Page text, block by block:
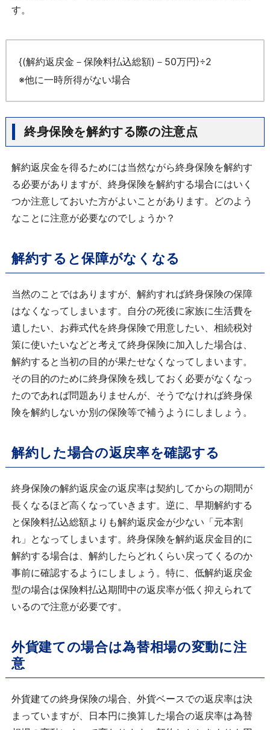
す。
{(解約返戻金－保険料払込総額)－50万円}÷2
※他に一時所得がない場合
終身保険を解約する際の注意点
解約返戻金を得るためには当然ながら終身保険を解約す
る必要がありますが、終身保険を解約する場合にはいく
つか注意しておいた方がよいことがあります。どのよう
なことに注意が必要なのでしょうか？
解約すると保障がなくなる
当然のことではありますが、解約すれば終身保険の保障
はなくなってしまいます。自分の死後に家族に生活費を
遺したい、お葬式代を終身保険で用意したい、相続税対
策に使いたいなどと考えて終身保険に加入した場合は、
解約すると当初の目的が果たせなくなってしまいます。
その目的のために終身保険を残しておく必要がなくなっ
たのであれば問題ありませんが、そうでなければ終身保
険を解約しないか別の保険等で補うようにしましょう。
解約した場合の返戻率を確認する
終身保険の解約返戻金の返戻率は契約してからの期間が
長くなるほど高くなっていきます。逆に、早期解約する
と保険料払込総額よりも解約返戻金が少ない「元本割
れ」となってしまいます。終身保険を解約返戻金目的に
解約する場合は、解約したらどれくらい戻ってくるのか
事前に確認するようにしましょう。特に、低解約返戻金
型の場合は保険料払込期間中の返戻率が低く抑えられて
いるので注意が必要です。
外貨建ての場合は為替相場の変動に注
意
外貨建ての終身保険の場合、外貨ベースでの返戻率は決
まっていますが、日本円に換算した場合の返戻率は為替